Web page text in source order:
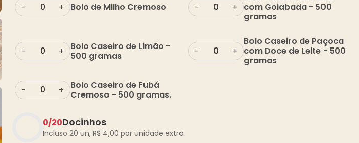
- + Bolo de Milho Cremoso - +
com Goiabada - 500
gramas
- +
Bolo Caseiro de Limão -
500 gramas
- +
Bolo Caseiro de Paçoca
com Doce de Leite - 500
gramas
- +
Bolo Caseiro de Fubá
Cremoso - 500 gramas.
0/20Docinhos
Incluso 20 un, R$ 4,00 por unidade extra